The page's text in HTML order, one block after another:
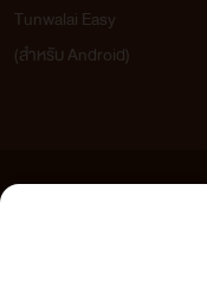
Tunwalai Easy
(สำหรับ Android)
เว็บไซต์แห่งนี้ไม่ได้เห็นด้วยและไม่ขอ
วิจารณญาณในการกลั่นกรองด้วยตนเ
กรุณาแจ้งมาที่